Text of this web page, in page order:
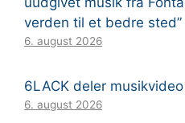
verden til et bedre sted”
6. august 2026
6LACK deler musikvideo
6. august 2026